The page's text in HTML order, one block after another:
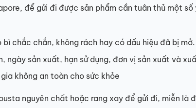
để gửi đi được sản phẩm cần tuân thủ một số
chắc chắn, không rách hay có dấu hiệu đã bị mở.
ngày sản xuất, hạn sử dụng, đơn vị sản xuất và
không an toàn cho sức khỏe
nguyên chất hoặc rang xay để gửi đi, miễn là